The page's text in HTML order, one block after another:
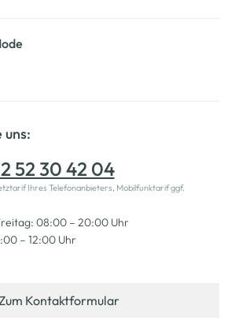
uns:
52 30 42 04
Ihres Telefonanbieters, Mobilfunktarif ggf.
08:00 – 20:00 Uhr
– 12:00 Uhr
Kontaktformular